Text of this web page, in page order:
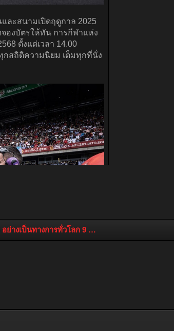
ย่างเป็นทางการทั่วโลก 9 ม.ค.นี้ ยิ่งใหญ่ไปกับการ